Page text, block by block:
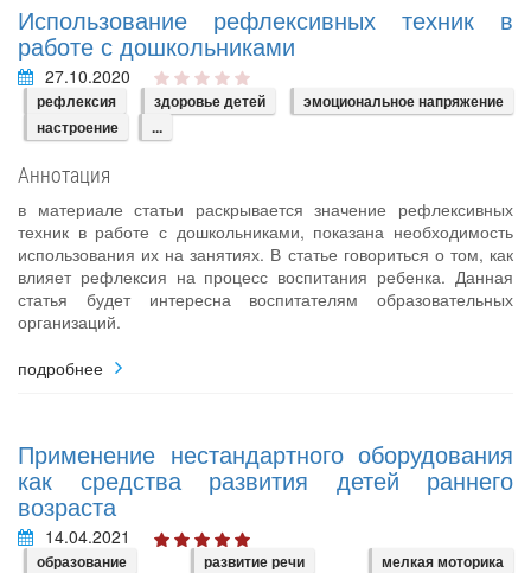
Использование рефлексивных техник в
работе с дошкольниками
27.10.2020
рефлексия здоровье детей
эмоциональное напряжение
настроение
...
Аннотация
в материале статьи раскрывается значение рефлексивных
техник в работе с дошкольниками, показана необходимость
использования их на занятиях. В статье говориться о том, как
влияет рефлексия на процесс воспитания ребенка. Данная
статья будет интересна воспитателям образовательных
организаций.
подробнее
Применение нестандартного оборудования
как средства развития детей раннего
возраста
14.04.2021
образование развитие речи
мелкая моторика